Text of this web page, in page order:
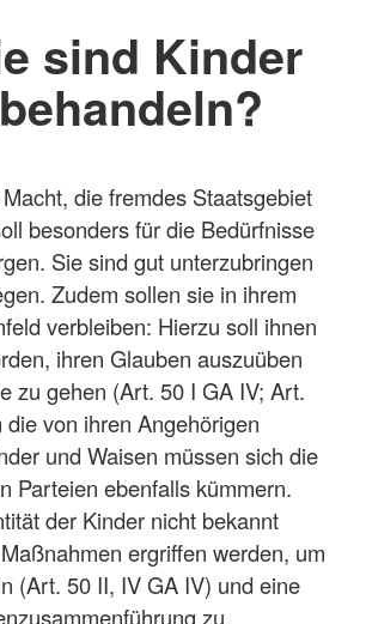
sind Kinder
die fremdes Staatsgebiet
besonders für die Bedürfnisse
Sie sind gut unterzubringen
Zudem sollen sie in ihrem
verbleiben: Hierzu soll ihnen
ihren Glauben auszuüben
zu gehen (Art. 50 I GA IV; Art.
von ihren Angehörigen
und Waisen müssen sich die
Parteien ebenfalls kümmern.
der Kinder nicht bekannt
ergriffen werden, um
(Art. 50 II, IV GA IV) und eine
zu